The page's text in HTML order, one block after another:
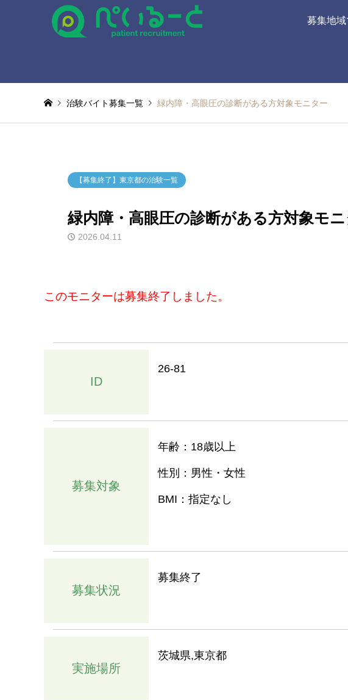
募集地
治験バイト募集一覧 緑内障・高眼圧の診断がある方対象モニター
【募集終了】東京都の治験一覧
緑内障・高眼圧の診断がある方対象モ
2026.04.11
このモニターは募集終了しました。
ID
26-81
募集対象
年齢：18歳以上
性別：男性・女性
BMI：指定なし
募集状況
募集終了
実施場所
茨城県,東京都